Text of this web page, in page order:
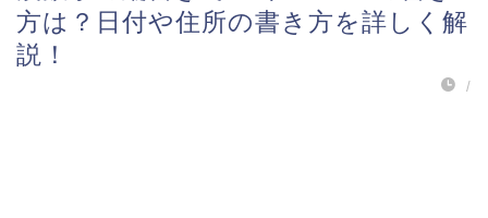
方は？日付や住所の書き方を詳しく解
説！
/